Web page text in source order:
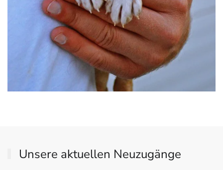
Unsere aktuellen Neuzugänge